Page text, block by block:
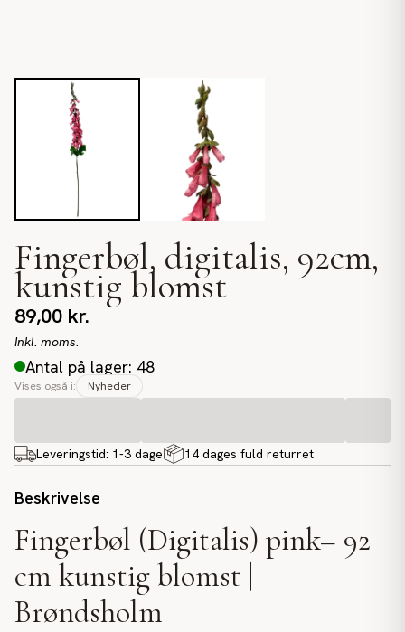
Fingerbøl, digitalis, 92cm,
kunstig blomst
89,00 kr.
Inkl. moms.
Antal på lager: 48
Vises også i: Nyheder
Leveringstid: 1-3 dage 14 dages fuld returret
Beskrivelse
Fingerbøl (Digitalis) pink– 92
cm kunstig blomst |
Brøndsholm